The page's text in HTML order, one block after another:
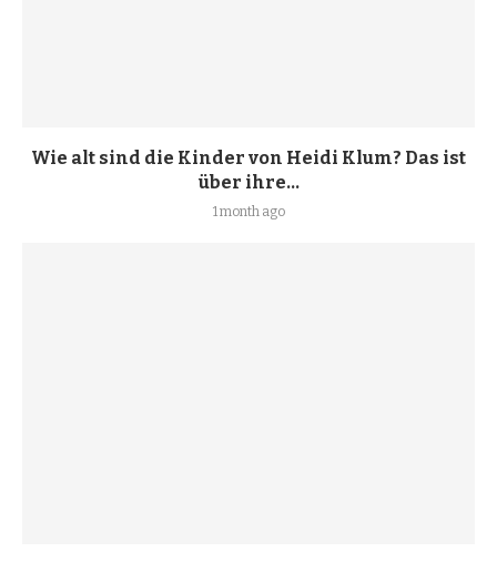
Wie alt sind die Kinder von Heidi Klum? Das ist
über ihre...
1 month ago